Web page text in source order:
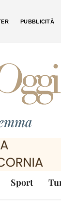
PUBBLICITÀ
Sport